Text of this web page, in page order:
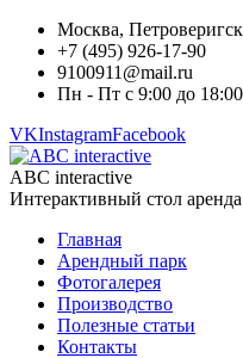
Москва,
+7 (495) 926-17-90
9100911@mail.ru
Пн - Пт с 9:00 до 18:00
VKInstagramFacebook
ABC interactive
Интерактивный стол
Главная
Арендный парк
Фотогалерея
Производство
Полезные статьи
Контакты